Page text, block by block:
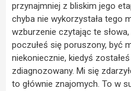
przynajmniej z bliskim jego
chyba nie wykorzystała tego
wzburzenie czytając te
poczułeś się poruszony, być
niekoniecznie, kiedyś
zdiagnozowany. Mi się
to głównie znajomych. To w